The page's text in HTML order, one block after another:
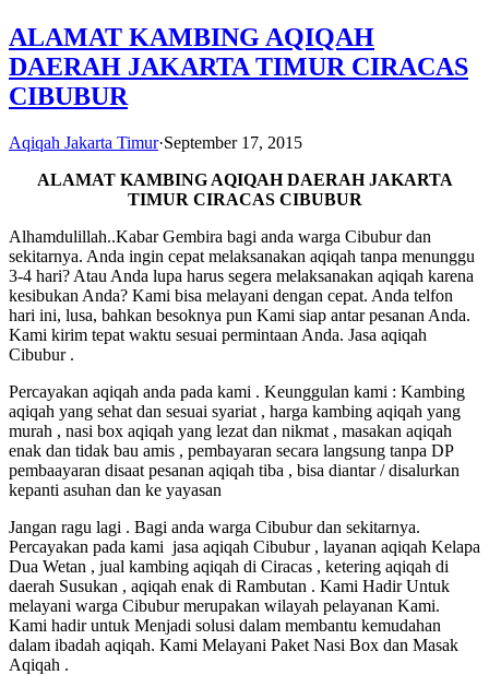
1246
6713
ALAMAT KAMBING AQIQAH
DAERAH JAKARTA TIMUR CIRACAS
CIBUBUR
Aqiqah Jakarta Timur·September 17, 2015
ALAMAT KAMBING AQIQAH DAERAH JAKARTA
TIMUR CIRACAS CIBUBUR
Alhamdulillah..Kabar Gembira bagi anda warga Cibubur dan
sekitarnya. Anda ingin cepat melaksanakan aqiqah tanpa menunggu
3-4 hari? Atau Anda lupa harus segera melaksanakan aqiqah karena
kesibukan Anda? Kami bisa melayani dengan cepat. Anda telfon
hari ini, lusa, bahkan besoknya pun Kami siap antar pesanan Anda.
Kami kirim tepat waktu sesuai permintaan Anda. Jasa aqiqah
Cibubur .
Percayakan aqiqah anda pada kami . Keunggulan kami : Kambing
aqiqah yang sehat dan sesuai syariat , harga kambing aqiqah yang
murah , nasi box aqiqah yang lezat dan nikmat , masakan aqiqah
enak dan tidak bau amis , pembayaran secara langsung tanpa DP
pembaayaran disaat pesanan aqiqah tiba , bisa diantar / disalurkan
kepanti asuhan dan ke yayasan
Jangan ragu lagi . Bagi anda warga Cibubur dan sekitarnya.
Percayakan pada kami jasa aqiqah Cibubur , layanan aqiqah Kelapa
Dua Wetan , jual kambing aqiqah di Ciracas , ketering aqiqah di
daerah Susukan , aqiqah enak di Rambutan . Kami Hadir Untuk
melayani warga Cibubur merupakan wilayah pelayanan Kami.
Kami hadir untuk Menjadi solusi dalam membantu kemudahan
dalam ibadah aqiqah. Kami Melayani Paket Nasi Box dan Masak
Aqiqah .